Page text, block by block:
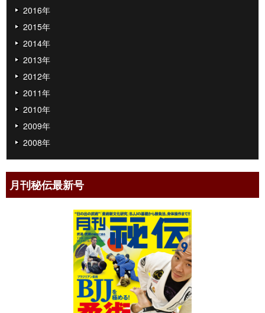
2016年
2015年
2014年
2013年
2012年
2011年
2010年
2009年
2008年
月刊秘伝最新号